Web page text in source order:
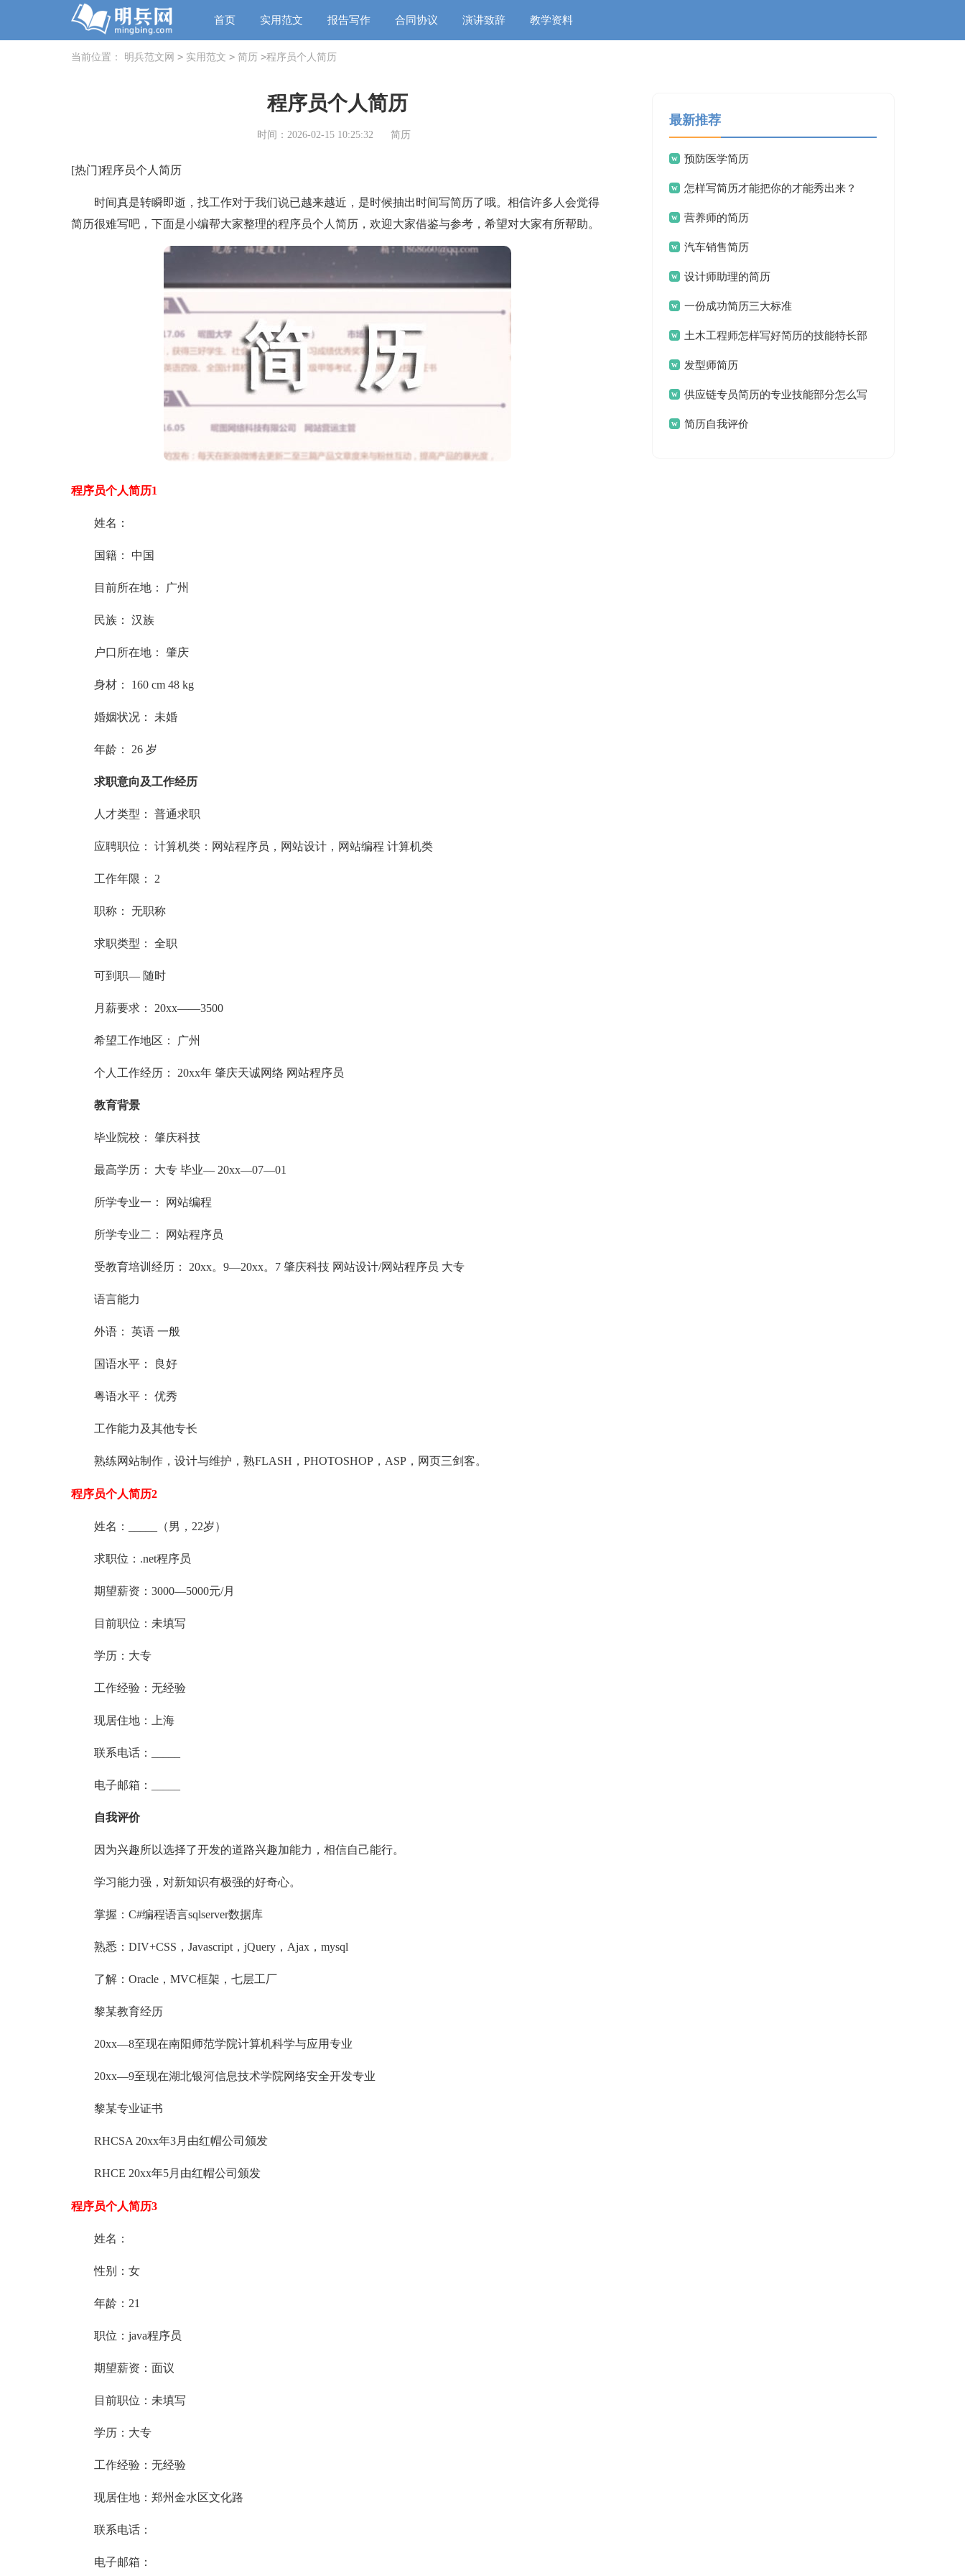
首页 实用范文 报告写作 合同协议 演讲致辞 教学资料
当前位置： 明兵范文网 > 实用范文 > 简历 >程序员个人简历
程序员个人简历
时间：2026-02-15 10:25:32 简历
[热门]程序员个人简历
时间真是转瞬即逝，找工作对于我们说已越来越近，是时候抽出时间写简历了哦。相信许多人会觉得
简历很难写吧，下面是小编帮大家整理的程序员个人简历，欢迎大家借鉴与参考，希望对大家有所帮助。
程序员个人简历1
姓名：
国籍： 中国
目前所在地： 广州
民族： 汉族
户口所在地： 肇庆
身材： 160 cm 48 kg
婚姻状况： 未婚
年龄： 26 岁
求职意向及工作经历
人才类型： 普通求职
应聘职位： 计算机类：网站程序员，网站设计，网站编程 计算机类
工作年限： 2
职称： 无职称
求职类型： 全职
可到职— 随时
月薪要求： 20xx——3500
希望工作地区： 广州
个人工作经历： 20xx年 肇庆天诚网络 网站程序员
教育背景
毕业院校： 肇庆科技
最高学历： 大专 毕业— 20xx—07—01
所学专业一： 网站编程
所学专业二： 网站程序员
受教育培训经历： 20xx。9—20xx。7 肇庆科技 网站设计/网站程序员 大专
语言能力
外语： 英语 一般
国语水平： 良好
粤语水平： 优秀
工作能力及其他专长
熟练网站制作，设计与维护，熟FLASH，PHOTOSHOP，ASP，网页三剑客。
程序员个人简历2
姓名 ： _____（男，22岁）
求职位：.net程序员
期望薪资：3000—5000元/月
目前职位：未填写
学历：大专
工作经验：无经验
现居住地：上海
联系电话：
电子邮箱：
自我评价
因为兴趣所以选择了开发的道路兴趣加能力，相信自己能行。
学习能力强，对新知识有极强的好奇心。
掌握：C#编程语言sqlserver数据库
熟悉：DIV+CSS，Javascript，jQuery，Ajax，mysql
了解：Oracle，MVC框架，七层工厂
黎某教育经历
20xx—8至现在南阳师范学院计算机科学与应用专业
20xx—9至现在湖北银河信息技术学院网络安全开发专业
黎某专业证书
RHCSA 20xx年3月由红帽公司颁发
RHCE 20xx年5月由红帽公司颁发
程序员个人简历3
姓名：
性别：女
年龄：21
职位：java程序员
期望薪资：面议
目前职位：未填写
学历：大专
工作经验：无经验
现居住地：郑州金水区文化路
联系电话：
电子邮箱：
最新推荐
预防医学简历
怎样写简历才能把你的才能秀出来？
营养师的简历
汽车销售简历
设计师助理的简历
一份成功简历三大标准
土木工程师怎样写好简历的技能特长部
分 发型师简历
供应链专员简历的专业技能部分怎么写
简历自我评价